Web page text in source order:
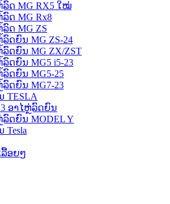
ລົດ MG RX5 ໃໝ່
ດ MG Rx8
ດ MG ZS
ດຍົນ MG ZS-24
ລົດຍົນ MG ZX/ZST
ດຍົນ MG5 i5-23
ລົດຍົນ MG5-25
ລົດຍົນ MG7-23
TESLA
ອາໄຫຼ່ລົດຍົນ
ລົດຍົນ MODEL Y
Tesla
ລື້ອຍໆ